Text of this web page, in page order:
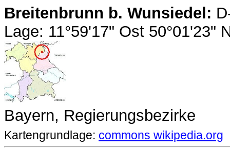
Breitenbrunn b. Wunsiedel:
Lage: 11°59'17" Ost 50°01'23"
Bayern, Regierungsbezirke
Kartengrundlage: commons wikipedia.org